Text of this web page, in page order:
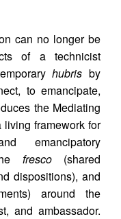
can no longer be
of a technicist
hubris by
to emancipate,
the Mediating
framework for
emancipatory
fresco(shared
dispositions), and
around the
and ambassador.